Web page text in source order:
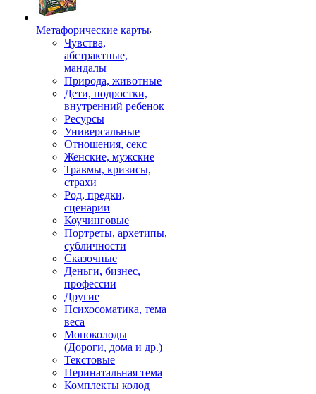
Mетафорические карты
Чувства,
абстрактные,
мандалы
Природа, животные
Дети, подростки,
внутренний ребенок
Ресурсы
Универсальные
Отношения, секс
Женские, мужские
Травмы, кризисы,
страхи
Род, предки,
сценарии
Коучинговые
Портреты, архетипы,
субличности
Сказочные
Деньги, бизнес,
профессии
Другие
Психосоматика, тема
веса
Моноколоды
(Дороги, дома и др.)
Текстовые
Перинатальная тема
Комплекты колод